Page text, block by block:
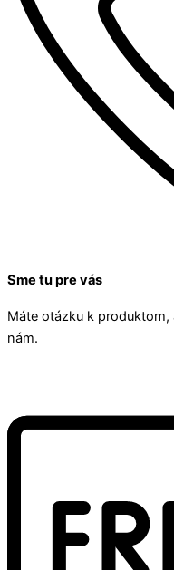
Sme tu pre vás
Máte otázku k produktom,
nám.